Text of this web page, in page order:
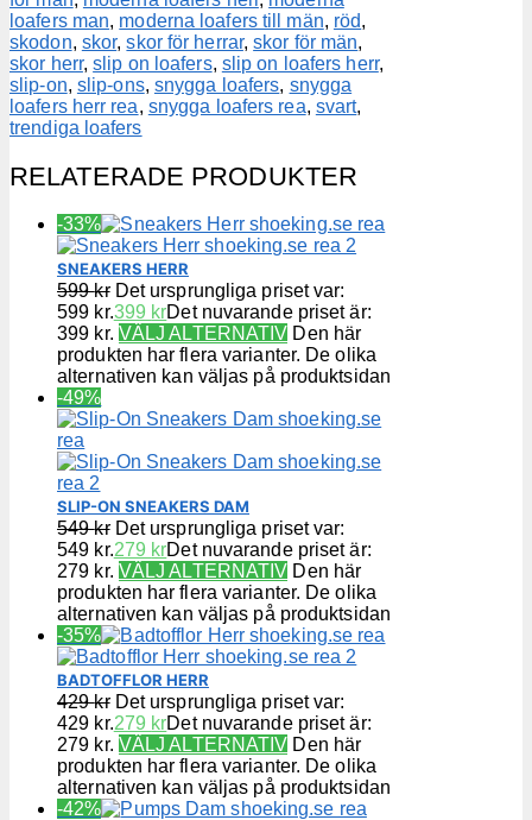
loafers man, moderna loafers till män, röd,
skodon, skor,skor för herrar,skor för män,
skor herr,slip on loafers, slip on loafers herr,
slip-on, slip-ons, snygga loafers, snygga
loafers herr rea, snygga loafers rea, svart,
trendiga loafers
RELATERADE PRODUKTER
-33%
SNEAKERS HERR
599kr Det ursprungliga priset var:
599 kr.399 krDet nuvarande priset är:
399 kr. VÄLJ ALTERNATIV Den här
produkten har flera varianter. De olika
alternativen kan väljas på produktsidan
-49%
SLIP-ON SNEAKERS DAM
549kr Det ursprungliga priset var:
549 kr.279 krDet nuvarande priset är:
279 kr. VÄLJ ALTERNATIV Den här
produkten har flera varianter. De olika
alternativen kan väljas på produktsidan
-35%
BADTOFFLOR HERR
429kr Det ursprungliga priset var:
429 kr.279 krDet nuvarande priset är:
279 kr. VÄLJ ALTERNATIV Den här
produkten har flera varianter. De olika
alternativen kan väljas på produktsidan
-42%